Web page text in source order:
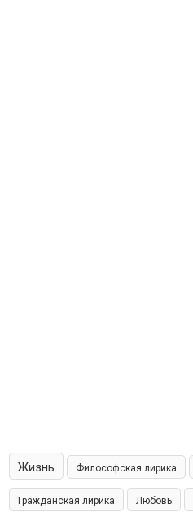
Жизнь Философская лирика
Гражданская лирика Любовь